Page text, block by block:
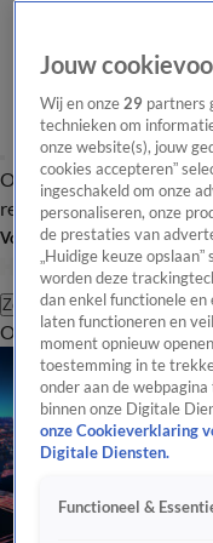
Overzicht Laatste nieuws
redactie
Volg Hart van Nederland
Zoeken
OverzichtRegio
Jouw
Wij en onze29 partners
technieken om
onze website(s), jouw
cookies accepteren”
ingeschakeld om onze
personaliseren, onze
de prestaties van
„Huidige keuze
worden deze
dan enkel functionele
laten functioneren en
moment opnieuw
toestemming in te
onder aan de
binnen onze Digitale
onze Cookieverklaring
Digitale Diensten.
Functioneel &